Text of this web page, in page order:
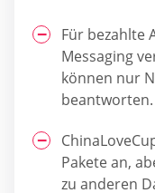
Für bezahlte
Messaging
können nur
beantworten.
Pakete an,
zu anderen